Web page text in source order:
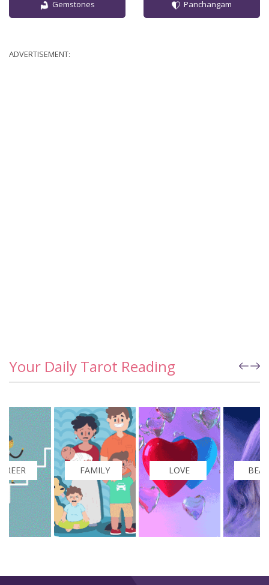
Gemstones Panchangam
ADVERTISEMENT:
Your Daily Tarot Reading
FAMILY LOVE BEAUTY